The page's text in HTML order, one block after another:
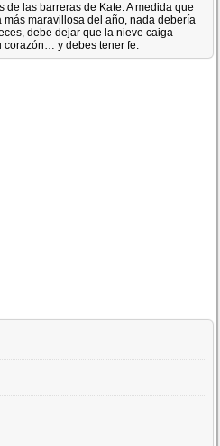
de las barreras de Kate. A medida que
más maravillosa del año, nada debería
debe dejar que la nieve caiga
corazón… y debes tener fe.